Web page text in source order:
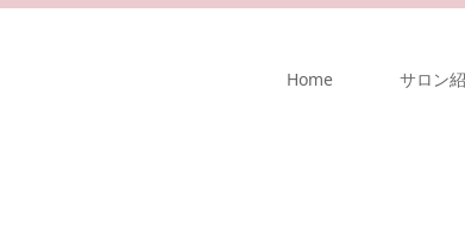
Home サロン